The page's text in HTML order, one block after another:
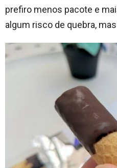
prefiro menos pacote e
algum risco de quebra,